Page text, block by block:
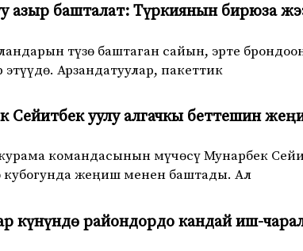
азыр башталат: Түркиянын бирюза
түзө баштаган сайын, эрте
Арзандатуулар, пакеттик
Сейитбек уулу алгачкы беттешин
командасынын мүчөсү Мунарбек
жеңиш менен баштады. Ал
күнүндө райондордо кандай иш-